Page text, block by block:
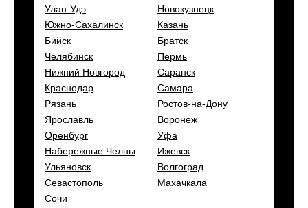
Улан-Удэ
Новокузнецк
Южно-Сахалинск
Казань
Бийск
Братск
Челябинск
Пермь
Нижний Новгород
Саранск
Краснодар
Самара
Рязань
Ростов-на-Дону
Ярославль
Воронеж
Оренбург
Уфа
Набережные Челны
Ижевск
Ульяновск
Волгоград
Севастополь
Махачкала
Сочи